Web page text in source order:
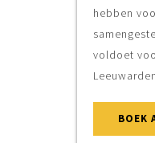
hebben
voldoet
BOEK